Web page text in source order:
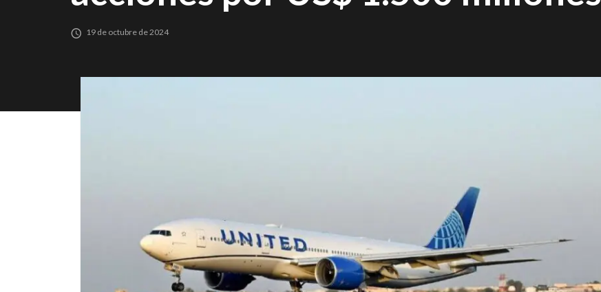
19 de octubre de 2024